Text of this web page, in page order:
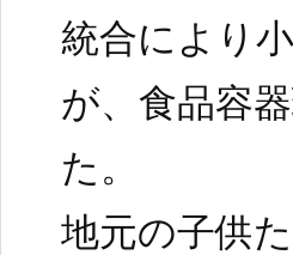
統合により
が、食品容
た。
地元の子供